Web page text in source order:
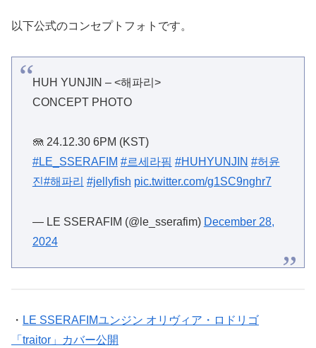
以下公式のコンセプトフォトです。
HUH YUNJIN – <해파리>
CONCEPT PHOTO
🪼 24.12.30 6PM (KST)
#LE_SSERAFIM #르세라핌 #HUHYUNJIN #허윤
진#해파리 #jellyfish pic.twitter.com/g1SC9nghr7
— LE SSERAFIM (@le_sserafim) December 28,
2024
・ LE SSERAFIMユンジン オリヴィア・ロドリゴ
「traitor」カバー公開